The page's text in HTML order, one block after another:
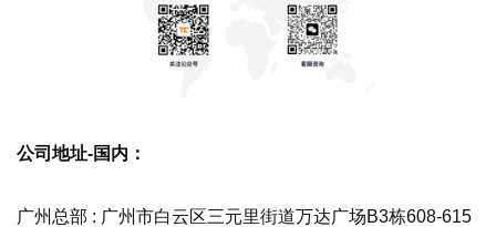
公司地址-国内：
广州总部 : 广州市白云区三元里街道万达广场B3栋608-615